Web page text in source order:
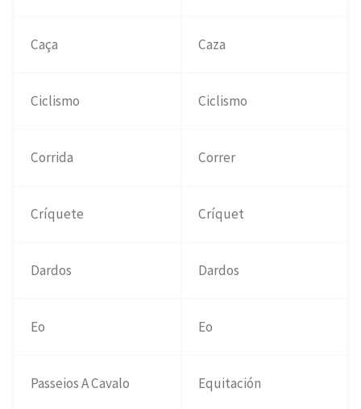
Caça Caza
Ciclismo Ciclismo
Corrida Correr
Críquete Críquet
Dardos Dardos
Eo Eo
Passeios A Cavalo Equitación